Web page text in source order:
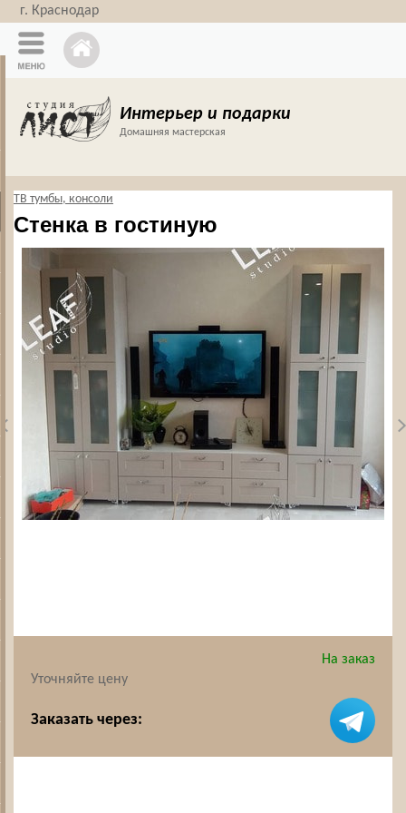
г. Краснодар
Интерьер и подарки
Домашняя мастерская
ТВ тумбы, консоли
Стенка в гостиную
На заказ
Уточняйте цену
Заказать через: